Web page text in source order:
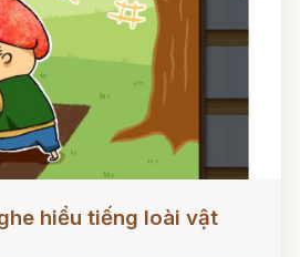
hiểu tiếng loài vật